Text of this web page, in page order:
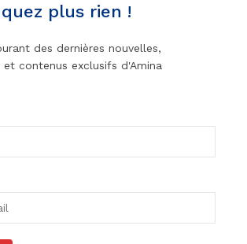
à Ayden pour son message sur
de la Femme
plus rien !
des dernières nouvelles,
et contenus exclusifs d'Amina